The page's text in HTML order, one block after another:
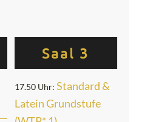
Saal 3
17.50 Uhr: Standard &
Latein Grundstufe